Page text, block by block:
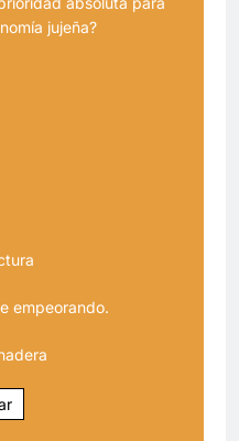
jujeña?
empeorando.